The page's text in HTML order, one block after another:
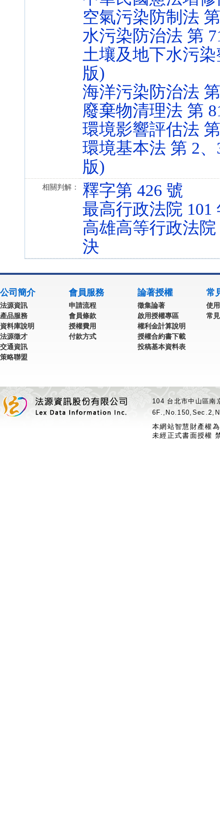
空氣污染防制法
水污染防治法 第
土壤及地下水污染
版)
海洋污染防治法
廢棄物清理法 第
環境影響評估法
環境基本法 第 2、
版)
相關判解：
釋字第 426 號
最高行政法院 101
高雄高等行政法
決
公司簡介
法源資訊
產品服務
資料庫說明
法源徵才
交通資訊
策略聯盟
會員服務
申請流程
會員條款
授權費用
付款方式
論著授權
徵集論著
啟用授權專區
權利金計算說明
授權合約書下載
投稿基本資料表
常
使
常
104 台北市中山區
本網站智慧財產權
未經正式書面授權